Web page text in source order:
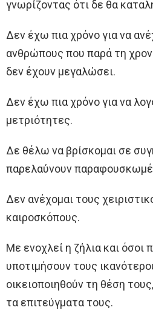
γνωρίζοντας ότι δε θα
Δεν έχω πια χρόνο για να
ανθρώπους που παρά τη
δεν έχουν μεγαλώσει.
Δεν έχω πια χρόνο για να
μετριότητες.
Δε θέλω να βρίσκομαι σε
παρελαύνουν
Δεν ανέχομαι τους
καιροσκόπους.
Με ενοχλεί η ζήλια και όσοι
υποτιμήσουν τους
οικειοποιηθούν τη θέση
τα επιτεύγματα τους.